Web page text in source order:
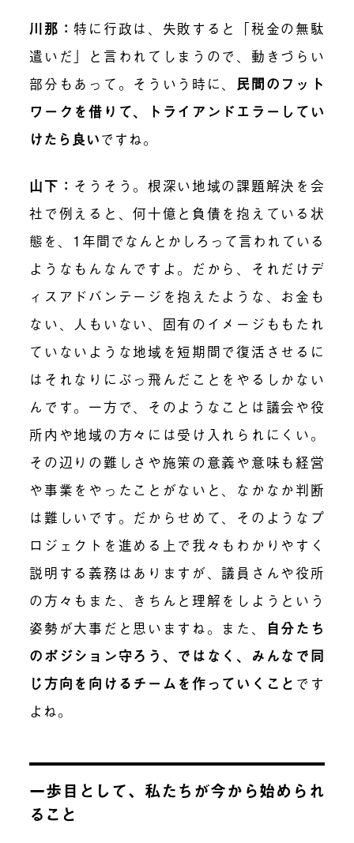
川那： 特に行政は、失敗すると「税金の無駄
遣いだ」と言われてしまうので、動きづらい
部分もあって。そういう時に、 民間のフット
ワークを借りて、トライアンドエラーしてい
けたら良いですね。
山下： そうそう。根深い地域の課題解決を会
社で例えると、何十億と負債を抱えている状
態を、1年間でなんとかしろって言われている
ようなもんなんですよ。だから、それだけデ
ィスアドバンテージを抱えたような、お金も
ない、人もいない、固有のイメージももたれ
ていないような地域を短期間で復活させるに
はそれなりにぶっ飛んだことをやるしかない
んです。一方で、そのようなことは議会や役
所内や地域の方々には受け入れられにくい。
その辺りの難しさや施策の意義や意味も経営
や事業をやったことがないと、なかなか判断
は難しいです。だからせめて、そのようなプ
ロジェクトを進める上で我々もわかりやすく
説明する義務はありますが、議員さんや役所
の方々もまた、きちんと理解をしようという
姿勢が大事だと思いますね。また、
自分たち
のポジション守ろう、ではなく、みんなで同
じ方向を向けるチームを作っていくこと です
よね。
一歩目として、私たちが今から始められ
ること